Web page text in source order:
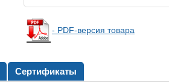
- PDF-версия товара
Сертификаты